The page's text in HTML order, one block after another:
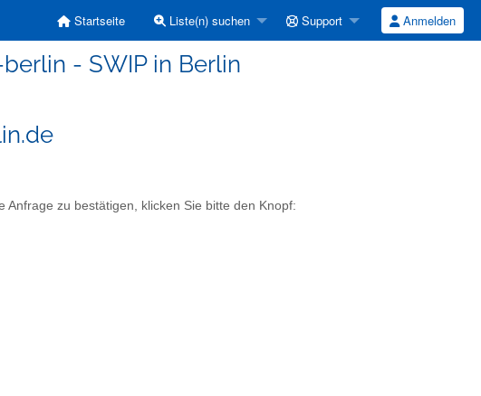
Startseite Liste(n) suchen Support Anmelden
- SWIP in Berlin
zu bestätigen, klicken Sie bitte den Knopf: